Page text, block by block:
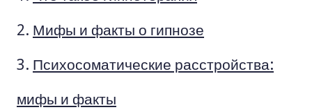
Мифы и факты о гипнозе
Психосоматические расстройства:
мифы и факты